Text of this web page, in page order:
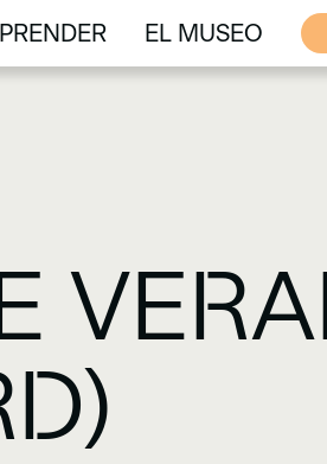
EL MUSEO
EL MUSEO